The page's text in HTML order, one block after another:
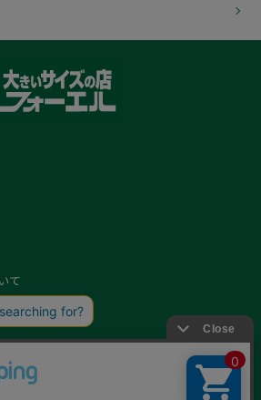
て
ント照会）